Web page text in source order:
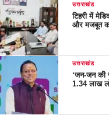
उत्तराखंड
टिहरी में
और मजबूत
उत्तराखंड
‘जन-जन की
1.34 लाख